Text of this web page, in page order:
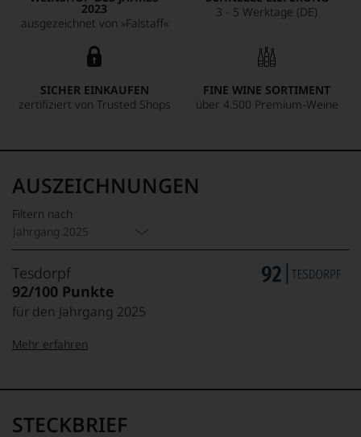
2023
ausgezeichnet von »Falstaff«
3 - 5 Werktage (DE)
SICHER EINKAUFEN
zertifiziert von Trusted Shops
FINE WINE SORTIMENT
über 4.500 Premium-Weine
AUSZEICHNUNGEN
Filtern nach
Jahrgang 2025
Tesdorpf
92/100 Punkte
für den Jahrgang 2025
Name
Tesdorpf
Mehr erfahren
STECKBRIEF